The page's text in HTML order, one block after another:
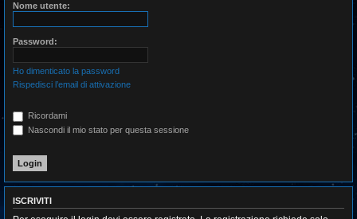
Nome utente:
Password:
Ho dimenticato la password
Rispedisci l’email di attivazione
Ricordami
Nascondi il mio stato per questa sessione
ISCRIVITI